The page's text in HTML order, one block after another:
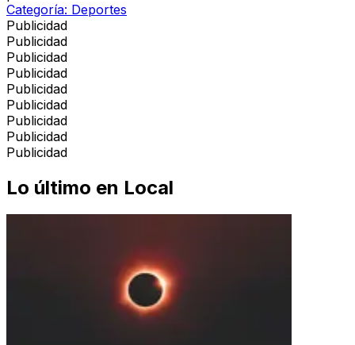
Categoría: Deportes
Publicidad
Publicidad
Publicidad
Publicidad
Publicidad
Publicidad
Publicidad
Publicidad
Publicidad
Lo último en Local